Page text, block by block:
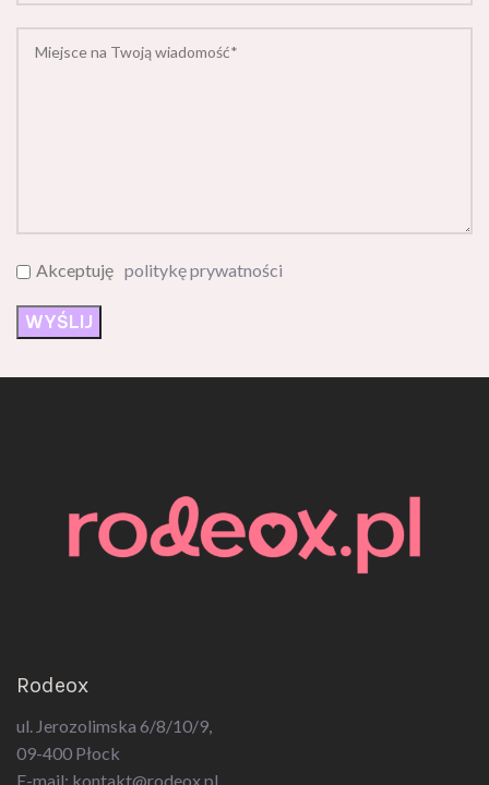
ul. Jerozolimska 6/8/10/9,
09-400 Płock
E-mail: kontakt@rodeox.pl